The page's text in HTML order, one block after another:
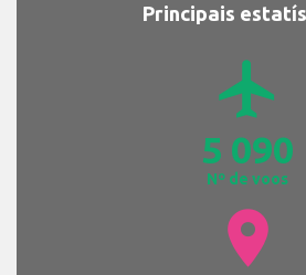
Principais
airplanemode_active
5 090
Nº de voos
location_on